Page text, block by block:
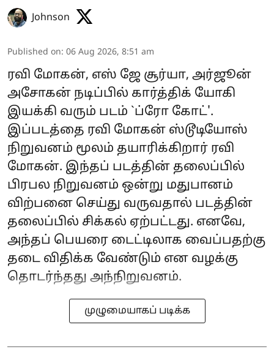
Johnson
Published on: 06 Aug 2026, 8:51 am
ரவி மோகன், எஸ் ஜே சூர்யா, அர்ஜூன்
அசோகன் நடிப்பில் கார்த்திக் யோகி
இயக்கி வரும் படம் `ப்ரோ கோட்'.
இப்படத்தை ரவி மோகன் ஸ்டூடியோஸ்
நிறுவனம் மூலம் தயாரிக்கிறார் ரவி
மோகன். இந்தப் படத்தின் தலைப்பில்
பிரபல நிறுவனம் ஒன்று மதுபானம்
விற்பனை செய்து வருவதால் படத்தின்
தலைப்பில் சிக்கல் ஏற்பட்டது. எனவே,
அந்தப் பெயரை டைட்டிலாக வைப்பதற்கு
தடை விதிக்க வேண்டும் என வழக்கு
தொடர்ந்தது அந்நிறுவனம்.
முழுமையாகப் படிக்க